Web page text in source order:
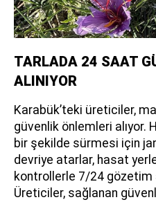
TARLADA 24 SAAT
ALINIYOR
Karabük’teki üreticiler,
güvenlik önlemleri alıyor.
bir şekilde sürmesi için
devriye atarlar, hasat
kontrollerle 7/24 gözetim
Üreticiler, sağlanan